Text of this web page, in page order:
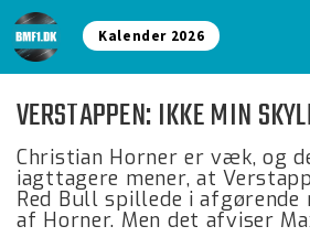
Kalender 2026
VERSTAPPEN: IKKE MIN
Christian Horner er væk, og
iagttagere mener, at
Red Bull spillede i
af Horner. Men det afviser